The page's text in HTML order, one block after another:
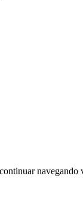
navegando